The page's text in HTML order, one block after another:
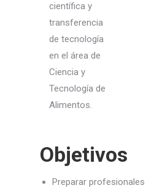
científica y
transferencia
de tecnología
en el área de
Ciencia y
Tecnología de
Alimentos.
Objetivos
Preparar